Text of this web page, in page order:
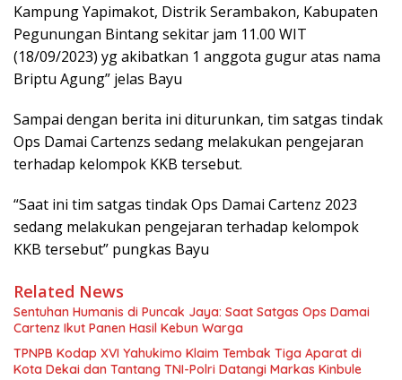
Kampung Yapimakot, Distrik Serambakon, Kabupaten
Pegunungan Bintang sekitar jam 11.00 WIT
(18/09/2023) yg akibatkan 1 anggota gugur atas nama
Briptu Agung” jelas Bayu
Sampai dengan berita ini diturunkan, tim satgas tindak
Ops Damai Cartenzs sedang melakukan pengejaran
terhadap kelompok KKB tersebut.
“Saat ini tim satgas tindak Ops Damai Cartenz 2023
sedang melakukan pengejaran terhadap kelompok
KKB tersebut” pungkas Bayu
Related News
Sentuhan Humanis di Puncak Jaya: Saat Satgas Ops Damai
Cartenz Ikut Panen Hasil Kebun Warga
TPNPB Kodap XVI Yahukimo Klaim Tembak Tiga Aparat di
Kota Dekai dan Tantang TNI-Polri Datangi Markas Kinbule